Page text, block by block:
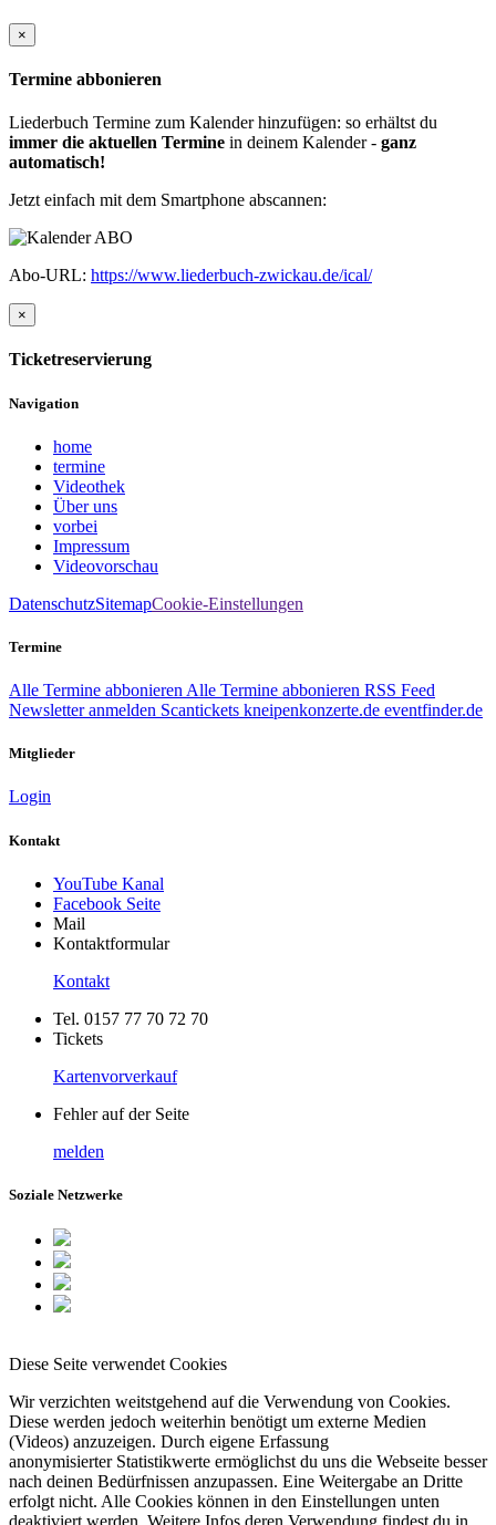
×
Termine abbonieren
Liederbuch Termine zum Kalender hinzufügen: so erhältst du
immer die aktuellen Termine in deinem Kalender - ganz
automatisch!
Jetzt einfach mit dem Smartphone abscannen:
Abo-URL: https://www.liederbuch-zwickau.de/ical/
×
Ticketreservierung
Navigation
home
termine
Videothek
Über uns
vorbei
Impressum
Videovorschau
DatenschutzSitemapCookie-Einstellungen
Termine
Alle Termine abbonieren Alle Termine abbonieren RSS Feed
Newsletter anmelden Scantickets kneipenkonzerte.de eventfinder.de
Mitglieder
Login
Kontakt
YouTube Kanal
Facebook Seite
Mail
Kontaktformular
Kontakt
Tel. 0157 77 70 72 70
Tickets
Kartenvorverkauf
Fehler auf der Seite
melden
Soziale Netzwerke
Diese Seite verwendet Cookies
Wir verzichten weitstgehend auf die Verwendung von Cookies.
Diese werden jedoch weiterhin benötigt um externe Medien
(Videos) anzuzeigen. Durch eigene Erfassung
anonymisierter Statistikwerte ermöglichst du uns die Webseite besser
nach deinen Bedürfnissen anzupassen. Eine Weitergabe an Dritte
erfolgt nicht. Alle Cookies können in den Einstellungen unten
deaktiviert werden. Weitere Infos deren Verwendung findest du in